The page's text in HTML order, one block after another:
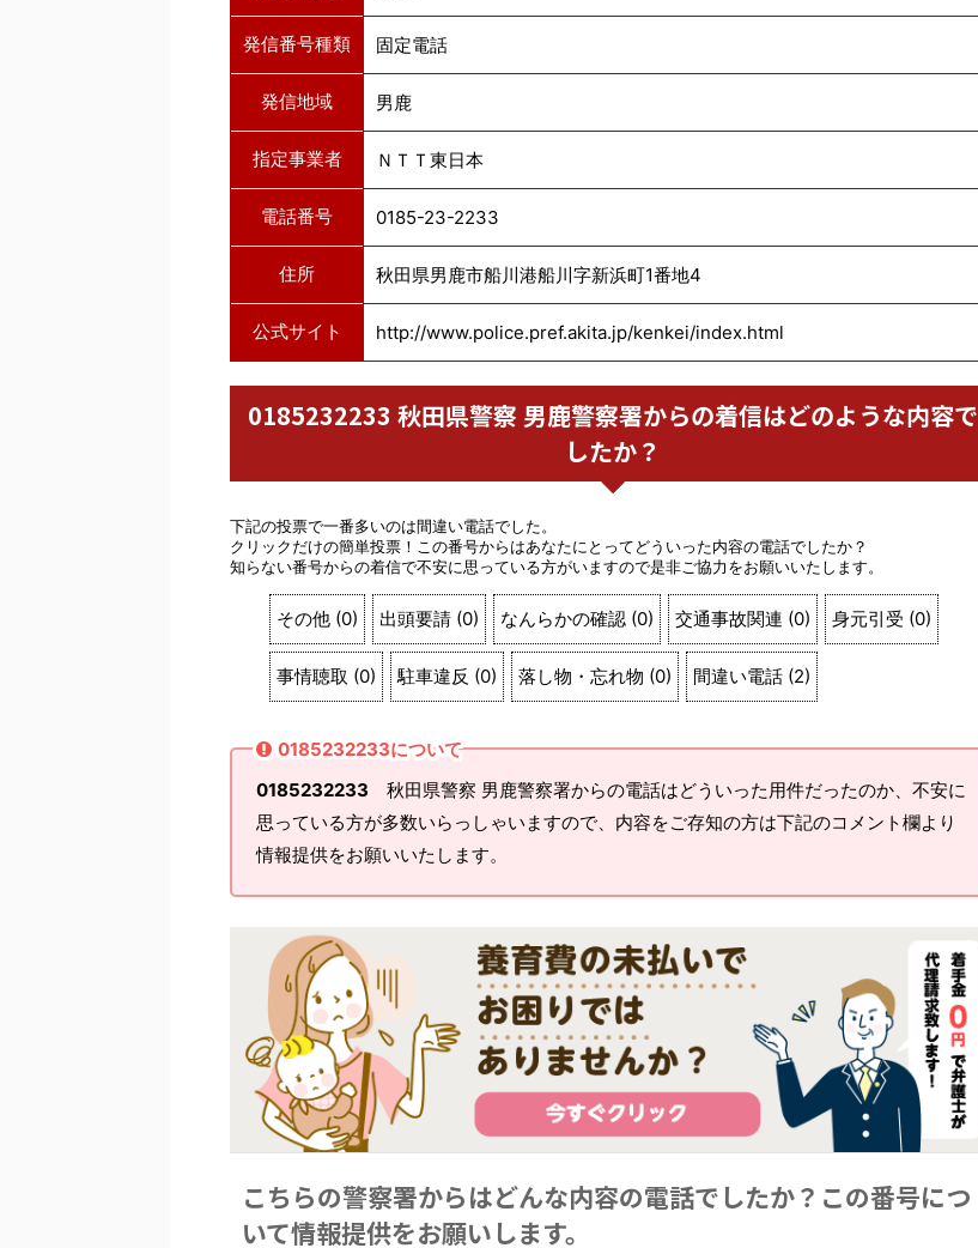
発信番号種類 固定電話
発信地域 男鹿
指定事業者 ＮＴＴ東日本
電話番号 0185-23-2233
住所 秋田県男鹿市船川港船川字新浜町1番地4
公式サイト http://www.police.pref.akita.jp/kenkei/index.html
0185232233 秋田県警察 男鹿警察署からの着信はどのような内容で
したか？
下記の投票で一番多いのは間違い電話でした。
クリックだけの簡単投票！この番号からはあなたにとってどういった内容の電話でしたか？
知らない番号からの着信で不安に思っている方がいますので是非ご協力をお願いいたします。
その他 (0) 出頭要請 (0) なんらかの確認 (0) 交通事故関連 (0) 身元引受 (0)
事情聴取 (0) 駐車違反 (0) 落し物・忘れ物 (0) 間違い電話 (2)
0185232233について
0185232233 秋田県警察 男鹿警察署からの電話はどういった用件だったのか、不安に
思っている方が多数いらっしゃいますので、内容をご存知の方は下記のコメント欄より
情報提供をお願いいたします。
こちらの警察署からはどんな内容の電話でしたか？この番号につ
いて情報提供をお願いします。